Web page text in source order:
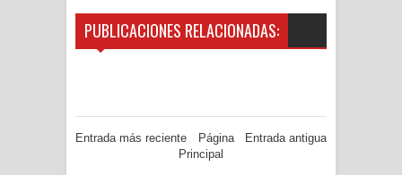
PUBLICACIONES RELACIONADAS:
Entrada más reciente Entrada antigua
Página
Principal